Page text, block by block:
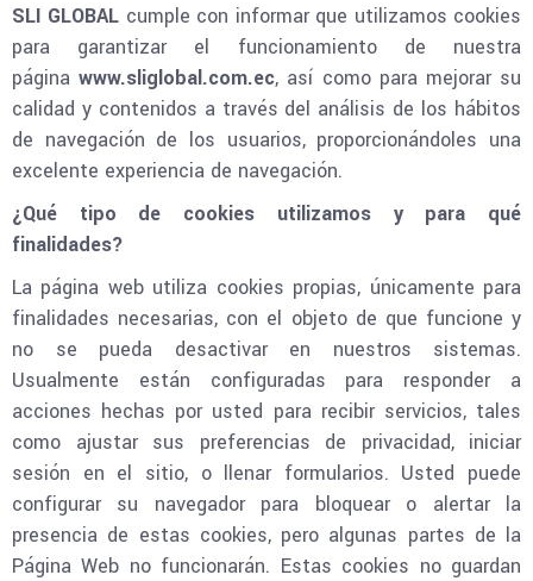
SLI GLOBAL cumple con informar que utilizamos cookies
para garantizar el funcionamiento de nuestra
páginawww.sliglobal.com.ec, así como para mejorar su
calidad y contenidos a través del análisis de los hábitos
de navegación de los usuarios, proporcionándoles una
excelente experiencia de navegación.
¿Qué tipo de cookies utilizamos y para qué
finalidades?
La página web utiliza cookies propias, únicamente para
finalidades necesarias, con el objeto de que funcione y
no se pueda desactivar en nuestros sistemas.
Usualmente están configuradas para responder a
acciones hechas por usted para recibir servicios, tales
como ajustar sus preferencias de privacidad, iniciar
sesión en el sitio, o llenar formularios. Usted puede
configurar su navegador para bloquear o alertar la
presencia de estas cookies, pero algunas partes de la
Página Web no funcionarán. Estas cookies no guardan